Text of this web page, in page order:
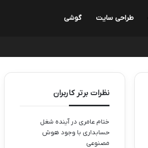
طراحی سایت گوشی
نظرات برتر کاربران
ختام عامری درآینده شغل
حسابداری با وجود هوش
مصنوعی